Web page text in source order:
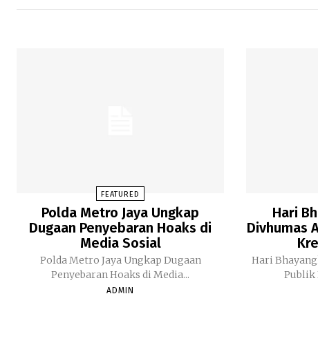
FEATURED
Polda Metro Jaya Ungkap
Dugaan Penyebaran Hoaks di
Media Sosial
Polda Metro Jaya Ungkap Dugaan
Penyebaran Hoaks di Media...
ADMIN
Hari
Divhumas
Hari
Publik